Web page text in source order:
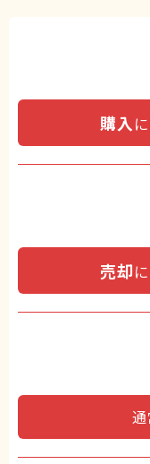
購入
売却